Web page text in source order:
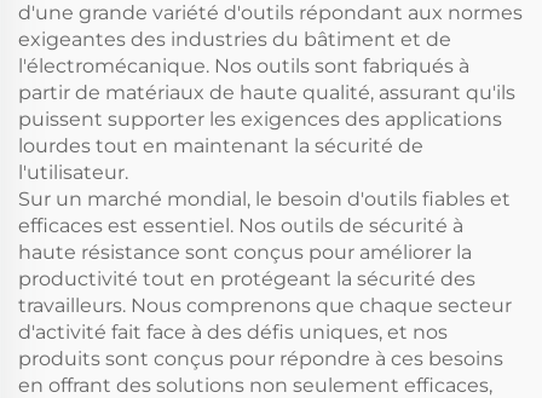
d'une grande variété d'outils répondant aux normes
exigeantes des industries du bâtiment et de
l'électromécanique. Nos outils sont fabriqués à
partir de matériaux de haute qualité, assurant qu'ils
puissent supporter les exigences des applications
lourdes tout en maintenant la sécurité de
l'utilisateur.
Sur un marché mondial, le besoin d'outils fiables et
efficaces est essentiel. Nos outils de sécurité à
haute résistance sont conçus pour améliorer la
productivité tout en protégeant la sécurité des
travailleurs. Nous comprenons que chaque secteur
d'activité fait face à des défis uniques, et nos
produits sont conçus pour répondre à ces besoins
en offrant des solutions non seulement efficaces,